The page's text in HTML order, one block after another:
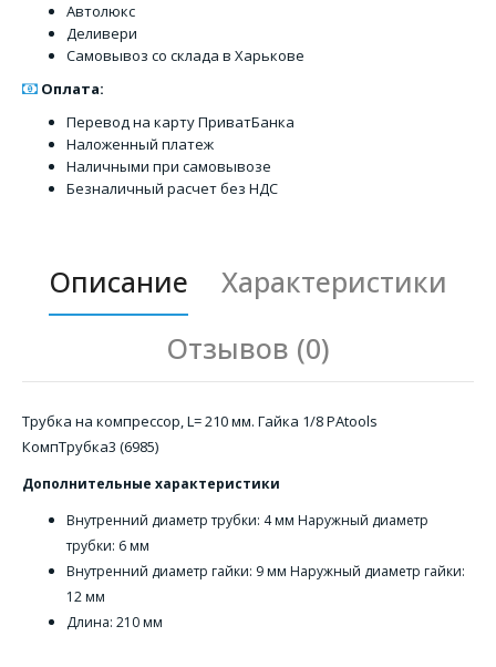
Автолюкс
Деливери
Самовывоз со склада в Харькове
Оплата:
Перевод на карту ПриватБанка
Наложенный платеж
Наличными при самовывозе
Безналичный расчет без НДС
Описание
Характеристики
Отзывов (0)
Трубка на компрессор, L= 210 мм. Гайка 1/8 PAtools
КомпТрубка3 (6985)
Дополнительные характеристики
Внутренний диаметр трубки: 4 мм Наружный диаметр
трубки: 6 мм
Внутренний диаметр гайки: 9 мм Наружный диаметр гайки:
12 мм
Длина: 210 мм